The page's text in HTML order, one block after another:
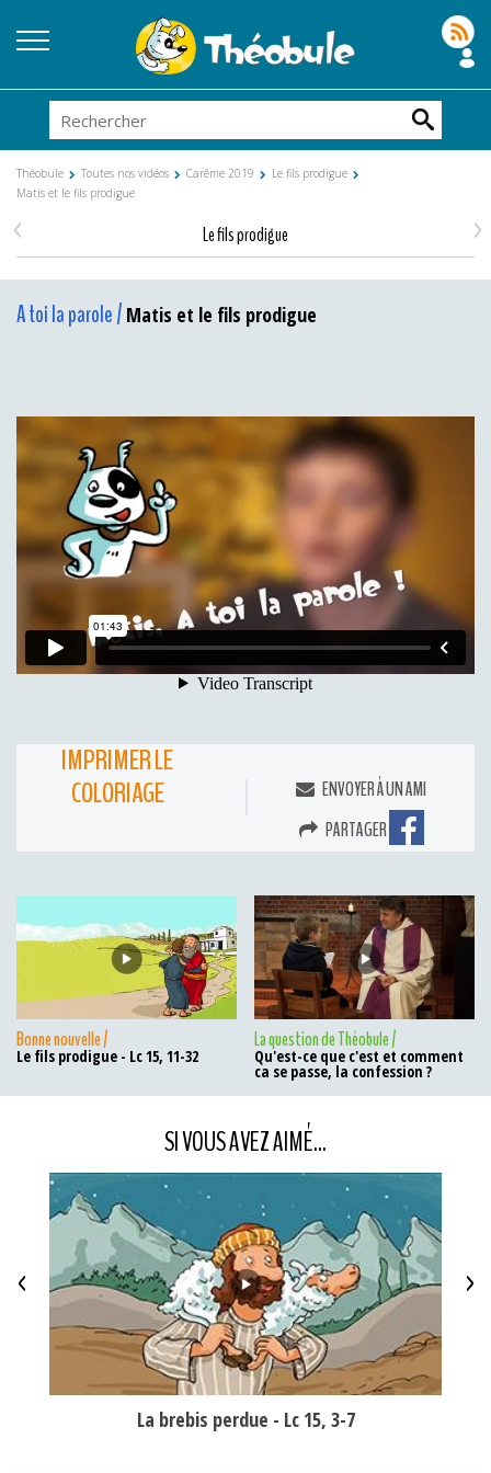
Théobule Toutes nos vidéos Carême 2019
Le fils prodigue
Matis et le fils prodigue
Le fils prodigue
< >
A toi la parole / Matis et le fils prodigue
IMPRIMER LE
COLORIAGE
ENVOYER À UN AMI
PARTAGER
Bonne nouvelle /
Le fils prodigue - Lc 15, 11-32
La question de Théobule /
Qu'est-ce que c'est et comment
ca se passe, la confession ?
SI VOUS AVEZ AIMÉ...
La brebis perdue - Lc 15, 3-7
< >